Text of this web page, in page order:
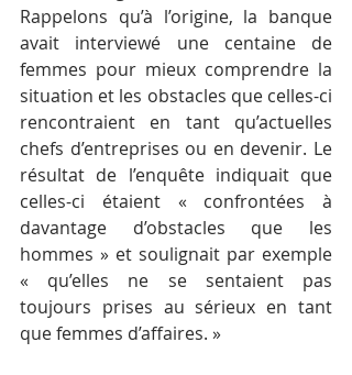
Rappelons qu’à l’origine, la banque
avait interviewé une centaine de
femmes pour mieux comprendre la
situation et les obstacles que celles-ci
rencontraient en tant qu’actuelles
chefs d’entreprises ou en devenir. Le
résultat de l’enquête indiquait que
celles-ci étaient « confrontées à
davantage d’obstacles que les
hommes » et soulignait par exemple
« qu’elles ne se sentaient pas
toujours prises au sérieux en tant
que femmes d’affaires. »